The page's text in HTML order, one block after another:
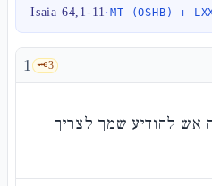
Isaia 64,1-11·MT (OSHB) +
1 🗝️3
אש להודיע שמך לצריך